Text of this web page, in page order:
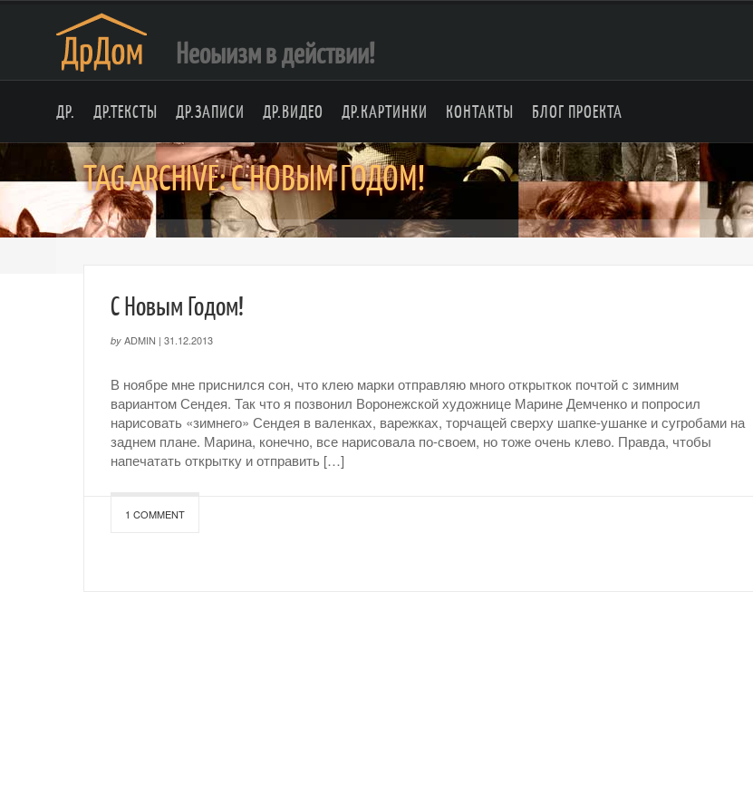
Неоыизм в действии!
ДР. ДР.ТЕКСТЫ ДР.ЗАПИСИ ДР.ВИДЕО ДР.КАРТИНКИ КОНТАКТЫ БЛОГ ПРОЕКТА
TAG ARCHIVE: С НОВЫМ ГОДОМ!
C Новым Годом!
by ADMIN | 31.12.2013
В ноябре мне приснился сон, что клею марки отправляю много открыткок почтой с зимним
вариантом Сендея. Так что я позвонил Воронежской художнице Марине Демченко и попросил
нарисовать «зимнего» Сендея в валенках, варежках, торчащей сверху шапке-ушанке и сугробами на
заднем плане. Марина, конечно, все нарисовала по-своем, но тоже очень клево. Правда, чтобы
напечатать открытку и отправить […]
1 COMMENT